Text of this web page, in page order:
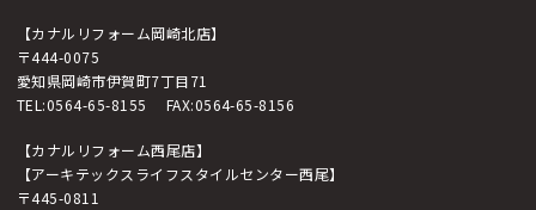
【カナルリフォーム岡崎北店】
〒444-0075
愛知県岡崎市伊賀町7丁目71
TEL:0564-65-8155 FAX:0564-65-8156
【カナルリフォーム西尾店】
【アーキテックスライフスタイルセンター西尾】
〒445-0811